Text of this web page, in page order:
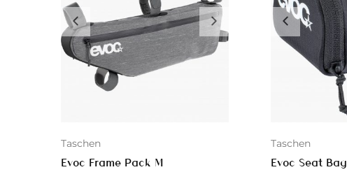
Taschen
Evoc Frame Pack M
Taschen
Evoc Seat Bag